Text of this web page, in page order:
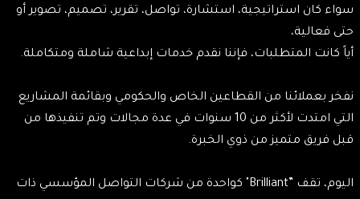
سواء كان استراتيجية، استشارة، تواصل، تقرير، تصميم، تصوير أو
حتى فعالية،
أياً كانت المتطلبات، فإننا نقدم خدمات إبداعية شاملة ومتكاملة.
نفخر بعملائنا من القطاعين الخاص والحكومي وبقائمة المشاريع
التي امتدت لأكثر من 10 سنوات في عدة مجالات وتم تنفيذها من
قبل فريق متميز من ذوي الخبرة.
اليوم، تقف ”Brilliant" كواحدة من شركات التواصل المؤسسي ذات